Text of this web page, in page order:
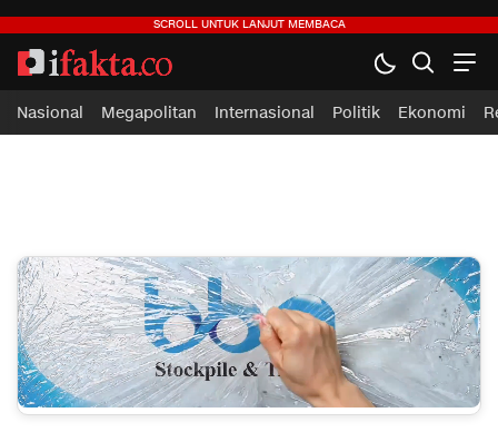
ifakta.co
#pastibenar
Nasional Megapolitan Internasional Politik Ekonomi